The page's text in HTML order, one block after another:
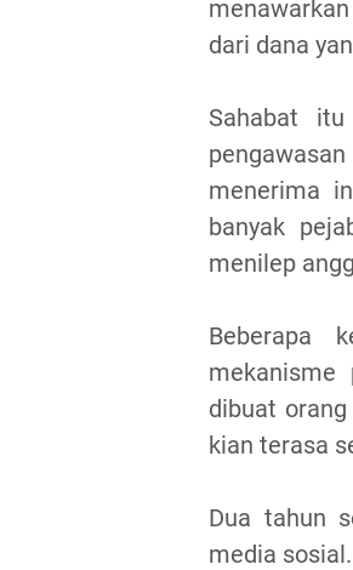
dari dana
Sahabat
menerima
banyak
menilep
Beberapa
mekanisme
dibuat
kian terasa
Dua tahun
media